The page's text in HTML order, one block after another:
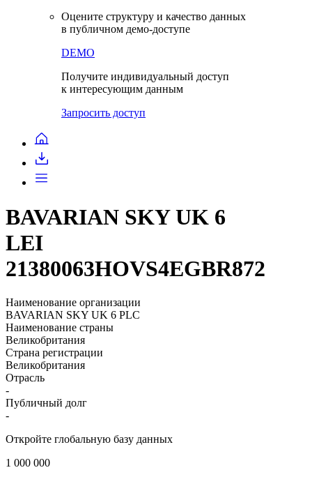
Оцените структуру и качество данных
в публичном демо-доступе
DEMO
Получите индивидуальный доступ
к интересующим данным
Запросить доступ
BAVARIAN SKY UK 6
LEI
21380063HOVS4EGBR872
Наименование организации
BAVARIAN SKY UK 6 PLC
Наименование страны
Великобритания
Страна регистрации
Великобритания
Отрасль
-
Публичный долг
-
Откройте глобальную базу данных
1 000 000